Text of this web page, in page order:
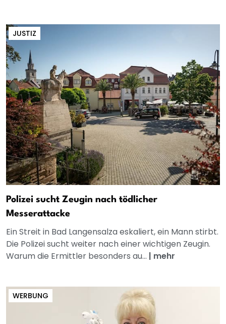
JUSTIZ
Polizei sucht Zeugin nach tödlicher
Messerattacke
Ein Streit in Bad Langensalza eskaliert, ein Mann stirbt.
Die Polizei sucht weiter nach einer wichtigen Zeugin.
Warum die Ermittler besonders au... | mehr
WERBUNG